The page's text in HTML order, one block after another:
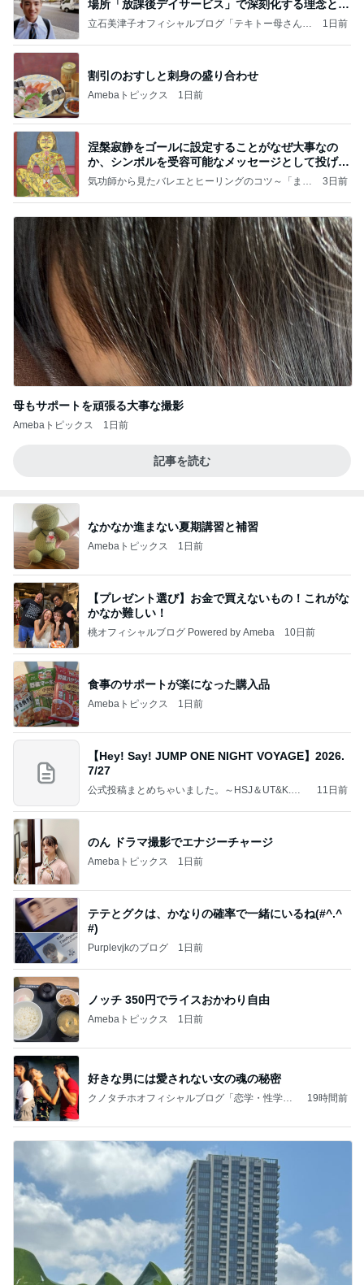
場所「放課後デイサービス」で深刻化する理念と現
実の
立石美津子オフィシャルブログ「テキトー母さんの
1日前
割引のおすしと刺身の盛り合わせ
Amebaトピックス 1日前
涅槃寂静をゴールに設定することがなぜ大事なの
か、シンボルを受容可能なメッセージとして投げる
ことが
気功師から見たバレエとヒーリングのコツ～「まと
3日前
母もサポートを頑張る大事な撮影
Amebaトピックス 1日前
記事を読む
なかなか進まない夏期講習と補習
Amebaトピックス 1日前
【プレゼント選び】お金で買えないもの！これがな
かなか難しい！
桃オフィシャルブログ Powered by Ameba 10日前
食事のサポートが楽になった購入品
Amebaトピックス 1日前
【Hey! Say! JUMP ONE NIGHT VOYAGE】2026.
7/27
公式投稿まとめちゃいました。～HSJ＆UT&K.O.
11日前
のん ドラマ撮影でエナジーチャージ
Amebaトピックス 1日前
テテとグクは、かなりの確率で一緒にいるね(#^.^
#)
Purplevjkのブログ 1日前
ノッチ 350円でライスおかわり自由
Amebaトピックス 1日前
好きな男には愛されない女の魂の秘密
クノタチホオフィシャルブログ「恋学・性学研
19時間前